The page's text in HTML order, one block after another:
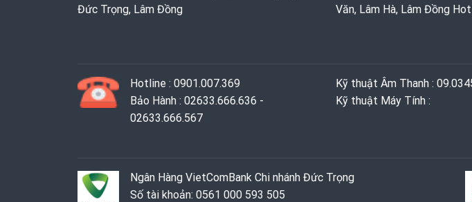
Đức Trọng, Lâm Đồng
Văn, Lâm Hà, Lâm Đồng
Hotline : 0901.007.369
Bảo Hành : 02633.666.636 -
02633.666.567
Kỹ thuật Âm Thanh :
Kỹ thuật Máy Tính :
Ngân Hàng VietComBank Chi nhánh Đức Trọng
Số tài khoản: 0561 000 593 505